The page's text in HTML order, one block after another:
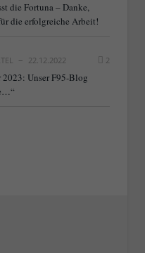
die Fortuna – Danke,
die erfolgreiche Arbeit!
22.12.2022 2
2023: Unser F95-Blog